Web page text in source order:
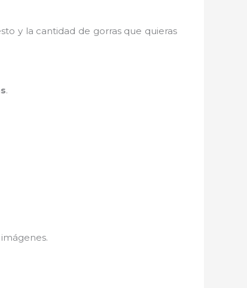
y la cantidad de gorras que quieras
.